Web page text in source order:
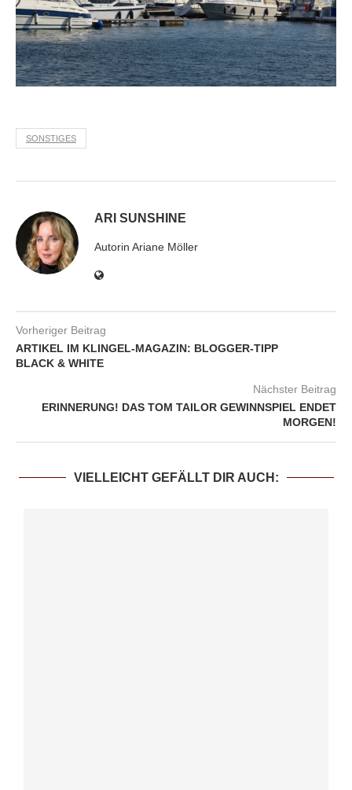
SONSTIGES
ARI SUNSHINE
Autorin Ariane Möller
Vorheriger Beitrag
ARTIKEL IM KLINGEL-MAGAZIN: BLOGGER-TIPP
BLACK & WHITE
Nächster Beitrag
ERINNERUNG! DAS TOM TAILOR GEWINNSPIEL ENDET
MORGEN!
VIELLEICHT GEFÄLLT DIR AUCH: